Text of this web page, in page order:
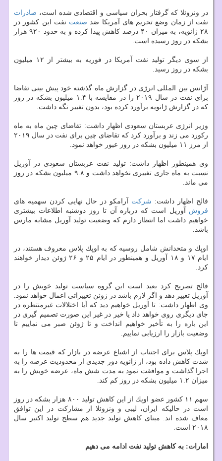
در ونزوئلا كه گرفتار بحران سیاسی و اقتصادی شده است، صادرات
نفت از زمان وضع تحریم های آمریكا ضد صنعت نفت این كشور در
۲۸ ژانویه، به میزان ۴۰ درصد كاهش پیدا كرده و به حدود ۹۲۰ هزار
بشكه در روز رسیده است.
از سوی دیگر تولید نفت آمریكا در فوریه به بیشتر از ۱۲ میلیون
بشكه در روز رسید.
آژانس بین المللی انرژی در گزارش ماه گذشته خود پیش بینی تقاضا
برای نفت در سال ۲۰۱۹ را در مقایسه با ۱.۴ میلیون بشكه در روز
كه در گزارش ژانویه برآورد كرده بود، بدون تغییر نگه داشت.
وزیر انرژی عربستان سعودی اظهار داشت: تقاضای چین ماه به ماه
ركورد می زند و برآورد كرد كه تقاضای چین برای نفت در سال ۲۰۱۹
از مرز ۱۱ میلیون بشكه در روز عبور خواهد نمود.
وی همینطور اظهار داشت: تولید نفت عربستان سعودی در آوریل
نسبت به ماه جاری تغییری نخواهد داشت و ۹.۸ میلیون بشكه در روز
می ماند.
فالح اظهار داشت: شركت آرامكو در حال نهایی كردن سهمیه های
فروش آوریل است كه درباره آن تا روز دوشنبه اطلاعات بیشتری
خواهیم داشت اما انتظار دارم كه وضعیت تولید آوریل مشابه مارس
باشد.
اوپك و متحدانش شامل روسیه كه به اوپك پلاس معروف هستند، در
ایام ۱۷ و ۱۸ آوریل و همینطور در ایام ۲۵ و ۲۶ ژوئن دیدار خواهند
كرد.
فالح تصریح كرد بعید است این گروه سیاست تولید خویش را در
آوریل تغییر دهد و اگر لازم باشد در ژوئن تغییراتی اعمال خواهد نمود.
وی اظهار داشت: تا آوریل خواهیم دید كه آیا اختلالات غیرمنتظره در
جای دیگری روی خواهد داد یا خیر در غیر این صورت تصمیم گیری در
این باره را به تأخیر خواهیم انداخت و تا ژوئن صبر می نماییم تا
وضعیت بازار را ارزیابی نماییم.
اوپك پلاس برای اجتناب از اشباع عرضه در بازار كه قیمت ها را به
شدت كاهش داده بود، از ژانویه دور جدیدی از محدودیت عرضه را به
اجرا گذاشت و موافقت نمود به مدت شش ماه، عرضه خویش را به
میزان ۱.۲ میلیون بشكه در روز كم كند.
سهم ۱۱ كشور عضو اوپك از این كاهش تولید ۸۰۰ هزار بشكه در روز
است در حالیكه ایران، لیبی و ونزوئلا از مشاركت در این توافق
معاف شده اند. مبنای كاهش تولید جدید هم سطح تولید اكتبر سال
۲۰۱۸ است.
امارات: به كاهش تولید نفت ادامه می دهیم